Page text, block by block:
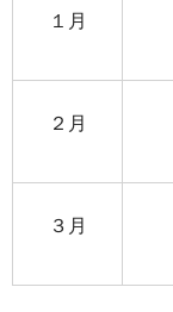
１月
２月
３月